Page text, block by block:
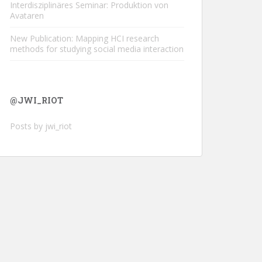
Interdisziplinäres Seminar: Produktion von
Avataren
New Publication: Mapping HCI research
methods for studying social media interaction
@JWI_RIOT
Posts by jwi_riot